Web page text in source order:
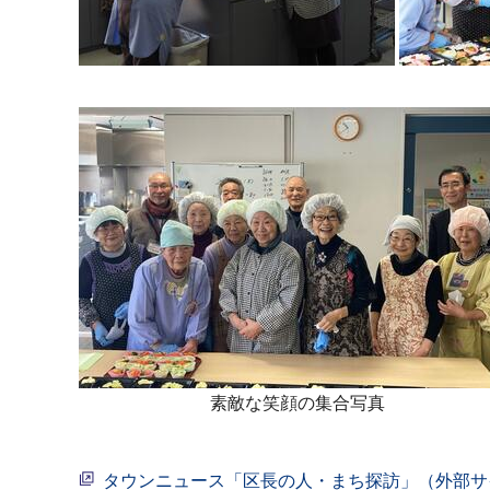
素敵な笑顔の集合写真
タウンニュース「区長の人・まち探訪」（外部